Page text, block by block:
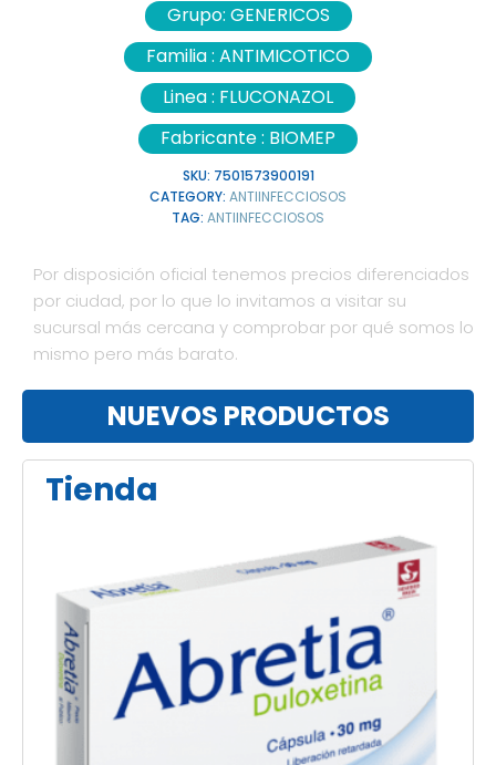
Grupo: GENERICOS
Familia : ANTIMICOTICO
Linea : FLUCONAZOL
Fabricante : BIOMEP
SKU: 7501573900191
CATEGORY: ANTIINFECCIOSOS
TAG: ANTIINFECCIOSOS
Por disposición oficial tenemos precios diferenciados
por ciudad, por lo que lo invitamos a visitar su
sucursal más cercana y comprobar por qué somos lo
mismo pero más barato.
NUEVOS PRODUCTOS
Tienda